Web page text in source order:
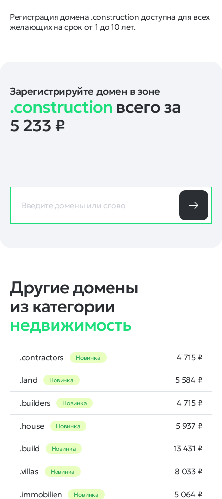
Регистрация домена .construction доступна для всех
желающих на срок от 1 до 10 лет.
Зарегистрируйте домен в зоне
.construction всего за
5 233 ₽
Другие домены
из категории
недвижимость
.contractors Новинка 4 715 ₽
.land Новинка 5 584 ₽
.builders Новинка 4 715 ₽
.house Новинка 5 937 ₽
.build Новинка 13 431 ₽
.villas Новинка 8 033 ₽
.immobilien Новинка 5 064 ₽